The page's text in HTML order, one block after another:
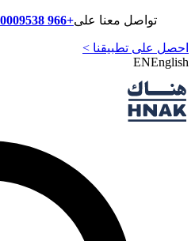
تواصل معنا على+966 920009538
احصل على تطبيقنا >
ENEnglish